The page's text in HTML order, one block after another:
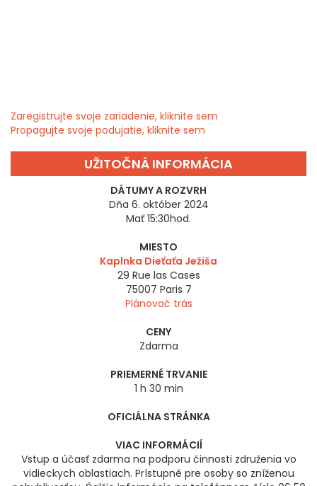
Zaregistrujte svoje zariadenie, kliknite sem
Propagujte svoje podujatie, kliknite sem
UŽITOČNÁ INFORMÁCIA
DÁTUMY A ROZVRH
Dňa 6. október 2024
Mať 15:30hod.
MIESTO
Kaplnka Dieťaťa Ježiša
29 Rue las Cases
75007 Paris 7
Plánovač trás
CENY
Zdarma
PRIEMERNÉ TRVANIE
1 h 30 min
OFICIÁLNA STRÁNKA
VIAC INFORMÁCIÍ
Vstup a účasť zdarma na podporu činnosti združenia vo
vidieckych oblastiach. Prístupné pre osoby so zníženou